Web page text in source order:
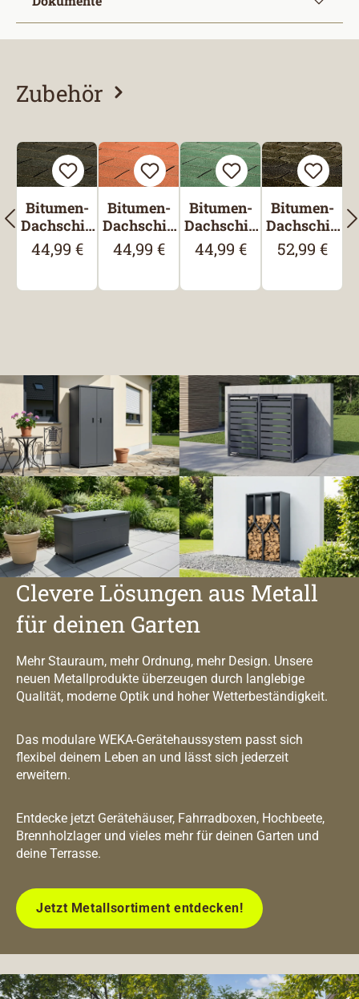
Zubehör
Bitumen-
Dachschin
deln,
Rechteck,
Regulärer Preis:
44,99 €
Bitumen-
Dachschin
deln,
Rechteck,
Regulärer Preis:
44,99 €
Bitumen-
Dachschin
deln,
Rechteck,
Regulärer Preis:
44,99 €
Bitumen-
Dachschin
deln,
Biberschwa
Schwarz
Regulärer
52,99 €
Clevere Lösungen aus Metall
für deinen Garten
Mehr Stauraum, mehr Ordnung, mehr Design. Unsere
neuen Metallprodukte überzeugen durch langlebige
Qualität, moderne Optik und hoher Wetterbeständigkeit.
Das modulare WEKA-Gerätehaussystem passt sich
flexibel deinem Leben an und lässt sich jederzeit
erweitern.
Entdecke jetzt Gerätehäuser, Fahrradboxen, Hochbeete,
Brennholzlager und vieles mehr für deinen Garten und
deine Terrasse.
Jetzt Metallsortiment entdecken!